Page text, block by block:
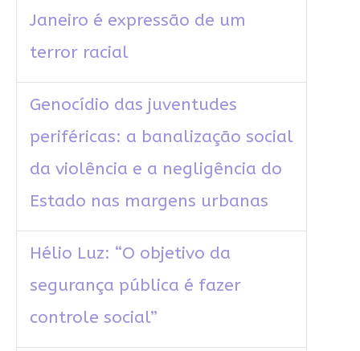
Janeiro é expressão de um
terror racial
Genocídio das juventudes
periféricas: a banalização social
da violência e a negligência do
Estado nas margens urbanas
Hélio Luz: “O objetivo da
segurança pública é fazer
controle social”